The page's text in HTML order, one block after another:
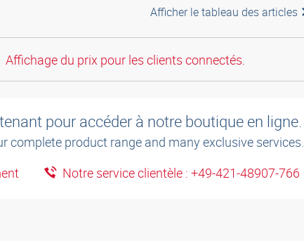
Afficher le tableau des articles
Affichage du prix pour les clients connectés.
pour accéder à notre boutique en ligne.
complete product range and many exclusive services.
Notre service clientèle : +49-421-48907-766